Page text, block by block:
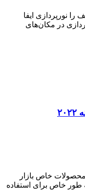
نورپردازی ایفا
در مکان‌های
محصولات خاص بازار
طور خاص برای استفاده